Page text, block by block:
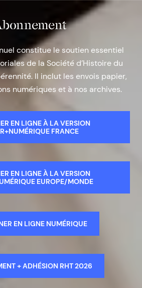
constitue le soutien essentiel
de la Société d’Histoire du
Il inclut les envois papier,
numériques et à nos archives.
EN LIGNE À LA VERSION
FRANCE
EN LIGNE À LA VERSION
EUROPE/MONDE
EN LIGNE NUMÉRIQUE
+ ADHÉSION RHT 2026